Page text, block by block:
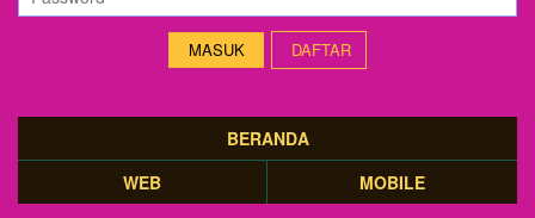
DAFTAR
BERANDA
WEB
MOBILE